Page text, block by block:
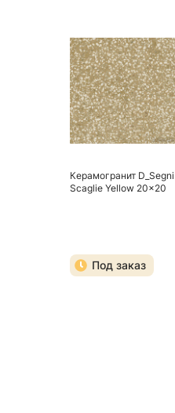
Керамогранит D_Segni
Scaglie Yellow 20x20
Под заказ